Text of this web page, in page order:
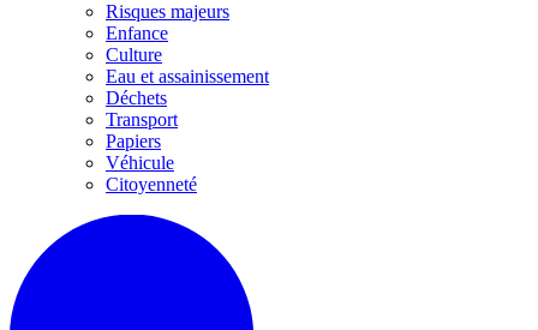
Risques majeurs
Enfance
Culture
Eau et assainissement
Déchets
Transport
Papiers
Véhicule
Citoyenneté